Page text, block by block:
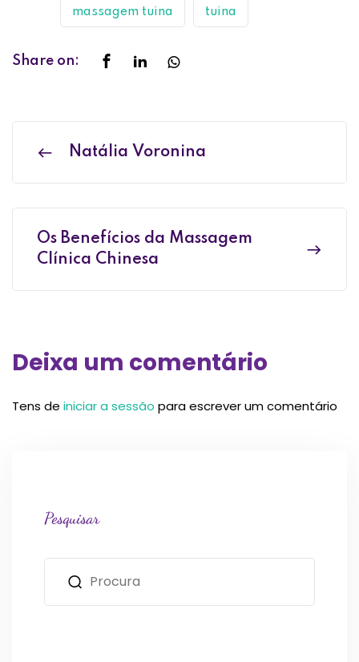
massagem tuina tuina
Share on:
Natália Voronina
Os Benefícios da Massagem
Clínica Chinesa
Deixa um comentário
Tens de iniciar a sessão para escrever um comentário
Pesquisar